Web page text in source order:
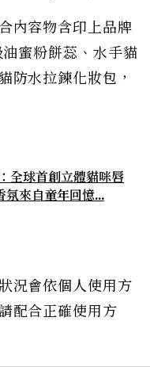
內容物含印上品牌
蜜粉餅蕊、水手貓
防水拉鍊化妝包，
全球首創立體貓咪唇
氛來自童年回憶…
況會依個人使用方
配合正確使用方